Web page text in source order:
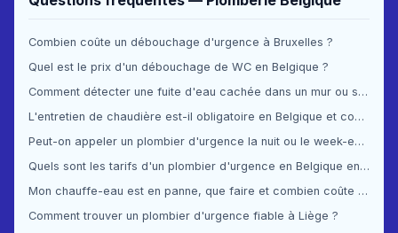
Combien coûte un débouchage d'urgence à Bruxelles ?
Quel est le prix d'un débouchage de WC en Belgique ?
Comment détecter une fuite d'eau cachée dans un mur ou sous le sol ?
L'entretien de chaudière est-il obligatoire en Belgique et combien ça coûte ?
Peut-on appeler un plombier d'urgence la nuit ou le week-end en Belgique ?
Quels sont les tarifs d'un plombier d'urgence en Belgique en 2025 ?
Mon chauffe-eau est en panne, que faire et combien coûte la réparation ?
Comment trouver un plombier d'urgence fiable à Liège ?